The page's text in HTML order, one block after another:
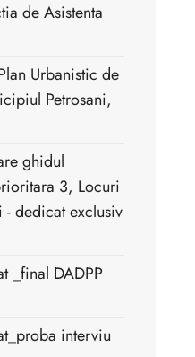
de Asistenta
Urbanistic de
Petrosani,
ghidul
3, Locuri
- dedicat exclusiv
_final DADPP
interviu